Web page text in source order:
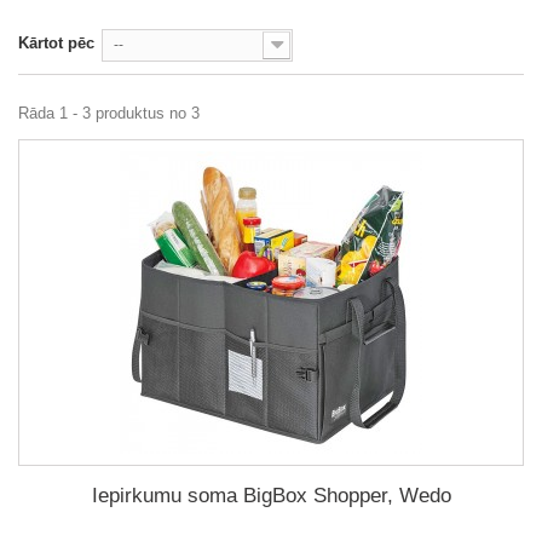
Kārtot pēc --
Rāda 1 - 3 produktus no 3
Iepirkumu soma BigBox Shopper, Wedo